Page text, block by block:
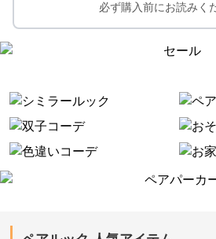
必ず購入前にお読みく